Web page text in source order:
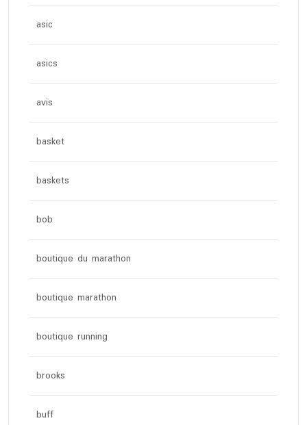
asic
asics
avis
basket
baskets
bob
boutique du marathon
boutique marathon
boutique running
brooks
buff